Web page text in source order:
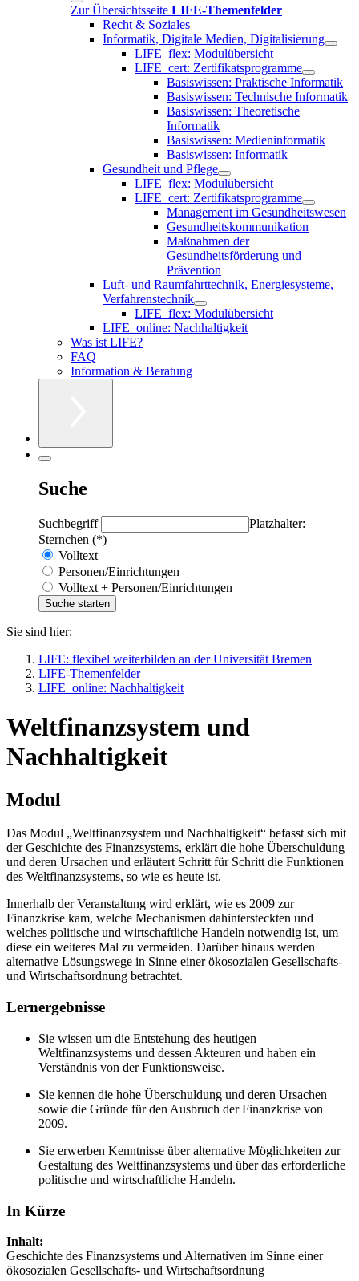
Zur Übersichtsseite LIFE-Themenfelder
Recht & Soziales
Informatik, Digitale Medien, Digitalisierung
LIFE_flex: Modulübersicht
LIFE_cert: Zertifikatsprogramme
Basiswissen: Praktische Informatik
Basiswissen: Technische Informatik
Basiswissen: Theoretische
Informatik
Basiswissen: Medieninformatik
Basiswissen: Informatik
Gesundheit und Pflege
LIFE_flex: Modulübersicht
LIFE_cert: Zertifikatsprogramme
Management im Gesundheitswesen
Gesundheitskommunikation
Maßnahmen der
Gesundheitsförderung und
Prävention
Luft- und Raumfahrttechnik, Energiesysteme,
Verfahrenstechnik
LIFE_flex: Modulübersicht
LIFE_online: Nachhaltigkeit
Was ist LIFE?
FAQ
Information & Beratung
Suche
Suchbegriff
Platzhalter:
Sternchen (*)
Volltext
Personen/Einrichtungen
Volltext + Personen/Einrichtungen
Sie sind hier:
LIFE: flexibel weiterbilden an der Universität Bremen
LIFE-Themenfelder
LIFE_online: Nachhaltigkeit
Weltfinanzsystem und
Nachhaltigkeit
Modul
Das Modul „Weltfinanzsystem und Nachhaltigkeit“ befasst sich mit
der Geschichte des Finanzsystems, erklärt die hohe Überschuldung
und deren Ursachen und erläutert Schritt für Schritt die Funktionen
des Weltfinanzsystems, so wie es heute ist.
Innerhalb der Veranstaltung wird erklärt, wie es 2009 zur
Finanzkrise kam, welche Mechanismen dahintersteckten und
welches politische und wirtschaftliche Handeln notwendig ist, um
diese ein weiteres Mal zu vermeiden. Darüber hinaus werden
alternative Lösungswege in Sinne einer ökosozialen Gesellschafts-
und Wirtschaftsordnung betrachtet.
Lernergebnisse
Sie wissen um die Entstehung des heutigen
Weltfinanzsystems und dessen Akteuren und haben ein
Verständnis von der Funktionsweise.
Sie kennen die hohe Überschuldung und deren Ursachen
sowie die Gründe für den Ausbruch der Finanzkrise von
2009.
Sie erwerben Kenntnisse über alternative Möglichkeiten zur
Gestaltung des Weltfinanzsystems und über das erforderliche
politische und wirtschaftliche Handeln.
In Kürze
Inhalt:
Geschichte des Finanzsystems und Alternativen im Sinne einer
ökosozialen Gesellschafts- und Wirtschaftsordnung